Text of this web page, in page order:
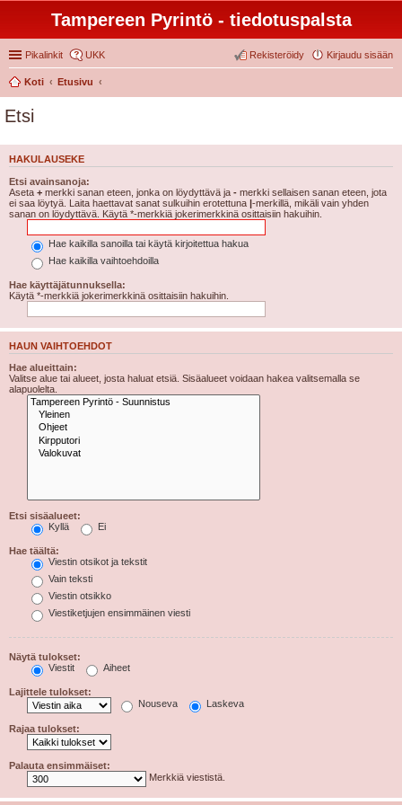
Tampereen Pyrintö - tiedotuspalsta
Pikalinkit UKK Kirjaudu sisään
Rekisteröidy
Koti Etusivu
Etsi
HAKULAUSEKE
Etsi avainsanoja:
Aseta + merkki sanan eteen, jonka on löydyttävä ja - merkki sellaisen sanan eteen, jota
ei saa löytyä. Laita haettavat sanat sulkuihin erotettuna |-merkillä, mikäli vain yhden
sanan on löydyttävä. Käytä *-merkkiä jokerimerkkinä osittaisiin hakuihin.
Hae kaikilla sanoilla tai käytä kirjoitettua hakua
Hae kaikilla vaihtoehdoilla
Hae käyttäjätunnuksella:
Käytä *-merkkiä jokerimerkkinä osittaisiin hakuihin.
HAUN VAIHTOEHDOT
Hae alueittain:
Valitse alue tai alueet, josta haluat etsiä. Sisäalueet voidaan hakea valitsemalla se
alapuolelta.
Etsi sisäalueet:
Kyllä
Ei
Hae täältä:
Viestin otsikot ja tekstit
Vain teksti
Viestin otsikko
Viestiketjujen ensimmäinen viesti
Näytä tulokset:
Viestit
Aiheet
Lajittele tulokset:
Nouseva
Laskeva
Rajaa tulokset:
Palauta ensimmäiset:
Merkkiä viestistä.